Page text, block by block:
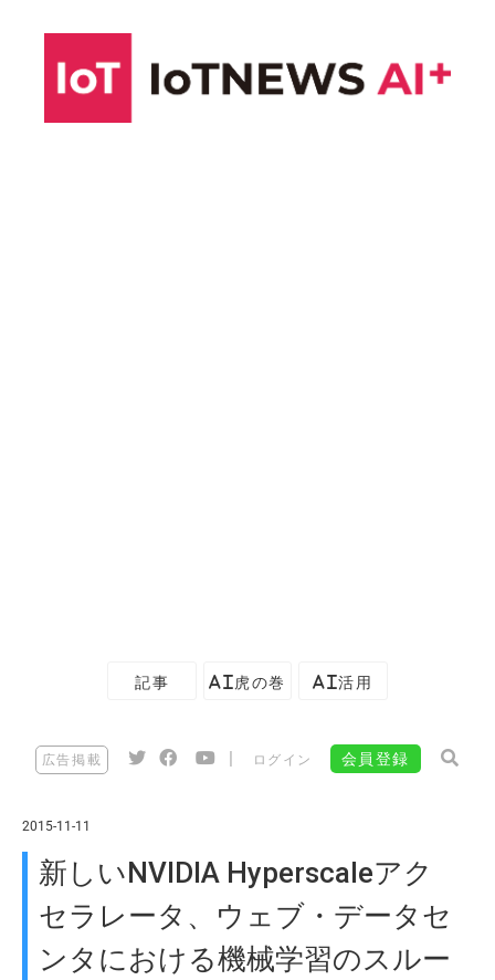
記事 AI虎の巻 AI活用
広告掲載 ログイン 会員登録
2015-11-11
新しいNVIDIA Hyperscaleアク
セラレータ、ウェブ・データセ
ンタにおける機械学習のスルー